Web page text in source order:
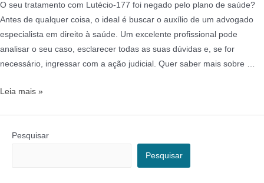
O seu tratamento com Lutécio-177 foi negado pelo plano de saúde?
Antes de qualquer coisa, o ideal é buscar o auxílio de um advogado
especialista em direito à saúde. Um excelente profissional pode
analisar o seu caso, esclarecer todas as suas dúvidas e, se for
necessário, ingressar com a ação judicial. Quer saber mais sobre …
Leia mais »
Pesquisar
Pesquisar